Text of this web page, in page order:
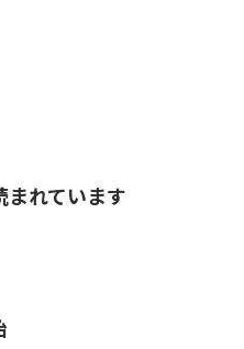
まれています